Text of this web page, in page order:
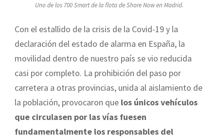
Uno de los 700 Smart de la flota de Share Now en Madrid.
Con el estallido de la crisis de la Covid-19 y la
declaración del estado de alarma en España, la
movilidad dentro de nuestro país se vio reducida
casi por completo. La prohibición del paso por
carretera a otras provincias, unida al aislamiento de
la población, provocaron que los únicos vehículos
que circulasen por las vías fuesen
fundamentalmente los responsables del